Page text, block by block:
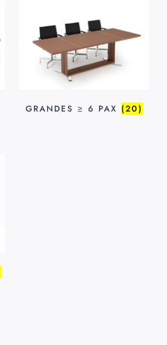
GRANDES ≥ 6 PAX (20)